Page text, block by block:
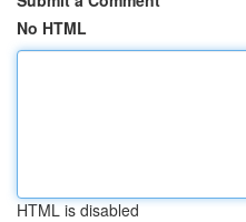
No HTML
HTML is disabled